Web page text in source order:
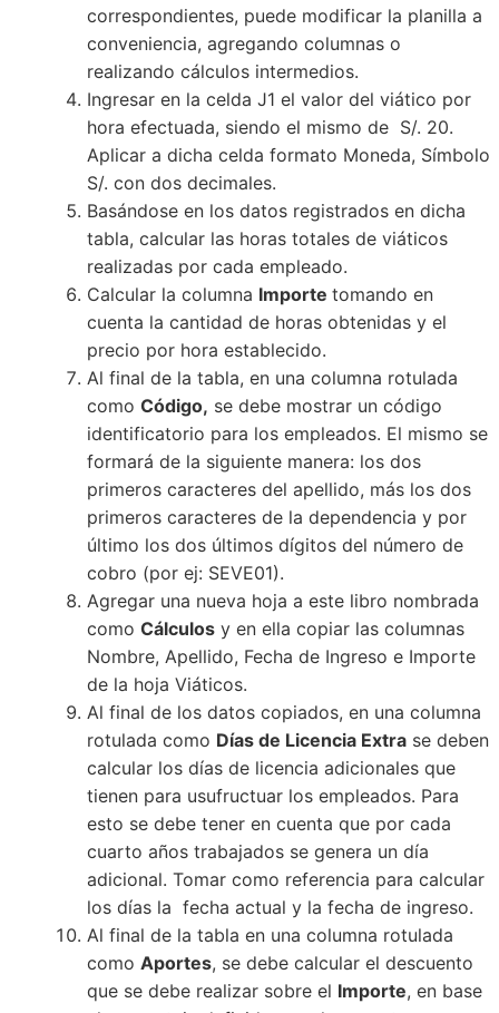
correspondientes, puede modificar la planilla a
conveniencia, agregando columnas o
realizando cálculos intermedios.
Ingresar en la celda J1 el valor del viático por
hora efectuada, siendo el mismo de S/. 20.
Aplicar a dicha celda formato Moneda, Símbolo
S/. con dos decimales.
Basándose en los datos registrados en dicha
tabla, calcular las horas totales de viáticos
realizadas por cada empleado.
Calcular la columna Importe tomando en
cuenta la cantidad de horas obtenidas y el
precio por hora establecido.
Al final de la tabla, en una columna rotulada
como Código, se debe mostrar un código
identificatorio para los empleados. El mismo se
formará de la siguiente manera: los dos
primeros caracteres del apellido, más los dos
primeros caracteres de la dependencia y por
último los dos últimos dígitos del número de
cobro (por ej: SEVE01).
Agregar una nueva hoja a este libro nombrada
como Cálculos y en ella copiar las columnas
Nombre, Apellido, Fecha de Ingreso e Importe
de la hoja Viáticos.
Al final de los datos copiados, en una columna
rotulada como Días de Licencia Extra se deben
calcular los días de licencia adicionales que
tienen para usufructuar los empleados. Para
esto se debe tener en cuenta que por cada
cuarto años trabajados se genera un día
adicional. Tomar como referencia para calcular
los días la fecha actual y la fecha de ingreso.
Al final de la tabla en una columna rotulada
como Aportes, se debe calcular el descuento
que se debe realizar sobre el Importe, en base